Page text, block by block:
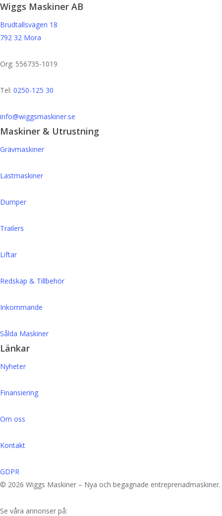
Wiggs Maskiner AB
Brudtallsvägen 18
792 32 Mora
Org: 556735-1019
Tel: 0250-125 30
info@wiggsmaskiner.se
Maskiner & Utrustning
Grävmaskiner
Lastmaskiner
Dumper
Trailers
Liftar
Redskap & Tillbehör
Inkommande
Sålda Maskiner
Länkar
Nyheter
Finansiering
Om oss
Kontakt
GDPR
© 2026 Wiggs Maskiner – Nya och begagnade entreprenadmaskiner.
Se våra annonser på: